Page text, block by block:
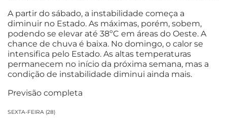
A partir do sábado, a instabilidade começa a
diminuir no Estado. As máximas, porém, sobem,
podendo se elevar até 38ºC em áreas do Oeste. A
chance de chuva é baixa. No domingo, o calor se
intensifica pelo Estado. As altas temperaturas
permanecem no início da próxima semana, mas a
condição de instabilidade diminui ainda mais.
Previsão completa
SEXTA-FEIRA (28)